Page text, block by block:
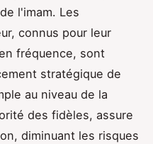
l'imam. Les
connus pour leur
fréquence, sont
stratégique de
au niveau de la
des fidèles, assure
diminuant les risques